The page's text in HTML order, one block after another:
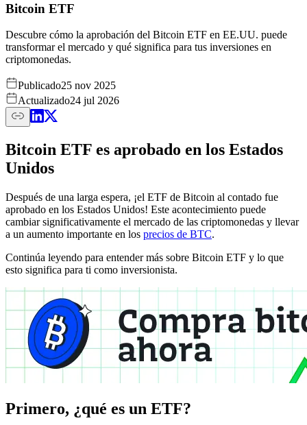
Bitcoin ETF
Descubre cómo la aprobación del Bitcoin ETF en EE.UU. puede
transformar el mercado y qué significa para tus inversiones en
criptomonedas.
Publicado25 nov 2025
Actualizado24 jul 2026
Bitcoin ETF es aprobado en los Estados
Unidos
Después de una larga espera, ¡el ETF de Bitcoin al contado fue
aprobado en los Estados Unidos! Este acontecimiento puede
cambiar significativamente el mercado de las criptomonedas y llevar
a un aumento importante en los precios de BTC.
Continúa leyendo para entender más sobre Bitcoin ETF y lo que
esto significa para ti como inversionista.
Primero, ¿qué es un ETF?